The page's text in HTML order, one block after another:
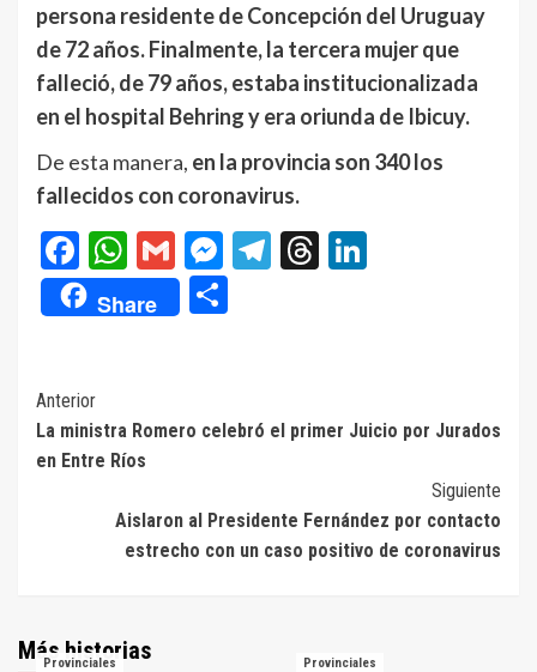
persona residente de Concepción del Uruguay
de 72 años. Finalmente, la tercera mujer que
falleció, de 79 años, estaba institucionalizada
en el hospital Behring y era oriunda de Ibicuy.
De esta manera, en la provincia son 340 los
fallecidos con coronavirus.
Facebook
WhatsApp
GmailMessenger
Telegram
Threads
Share
Navegación
de
Anterior
La ministra Romero celebró el primer Juicio por Jurados
en Entre Ríos
Siguiente
Aislaron al Presidente Fernández por contacto
estrecho con un caso positivo de coronavirus
Más historias
Provinciales Provinciales